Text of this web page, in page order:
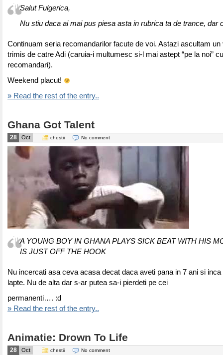
Salut Fulgerica,
Nu stiu daca ai mai pus piesa asta in rubrica ta de trance, dar
Continuam seria recomandarilor facute de voi. Astazi ascultam un
trimis de catre Adi (caruia-i multumesc si-l mai astept “pe la noi”
recomandari).
Weekend placut!
» Read the rest of the entry..
Ghana Got Talent
28 Oct chestii No comment
A YOUNG BOY IN GHANA PLAYS SICK BEAT WITH HIS
IS JUST OFF THE HOOK
Nu incercati asa ceva acasa decat daca aveti pana in 7 ani si inca
lapte. Nu de alta dar s-ar putea sa-i pierdeti pe cei
permanenti…. :d
» Read the rest of the entry..
Animatie: Drown To Life
28 Oct chestii No comment